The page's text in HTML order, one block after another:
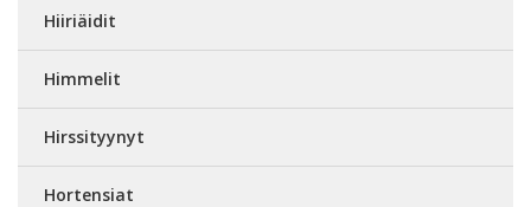
Hiiriäidit
Himmelit
Hirssityynyt
Hortensiat